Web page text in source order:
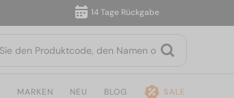
14 Tage Rückgabe
MARKEN NEU BLOG SALE